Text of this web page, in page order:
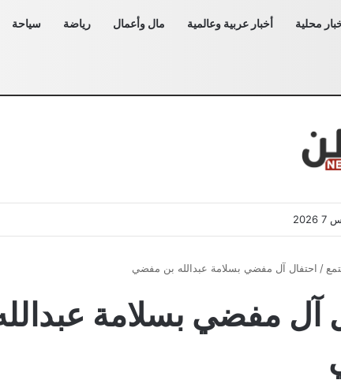
محلية أخبار عربية وعالمية مال وأعمال رياضة سياحة
/ احتفال آل مفضي بسلامة عبدالله بن مفضي
آل مفضي بسلامة